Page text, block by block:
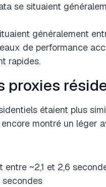
se situaient
généralement
de performance
rapides.
proxies
étaient plus
montré un léger
~2,1 et 2,6
secondes